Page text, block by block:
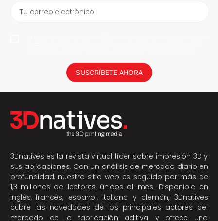
Tu correo electrónico
SUSCRÍBETE AHORA
3Dnatives es la revista virtual líder sobre impresión 3D y
sus aplicaciones. Con un análisis de mercado diario en
profundidad, nuestro sitio web es seguido por más de
1,3 millones de lectores únicos al mes. Disponible en
inglés, francés, español, italiano y alemán, 3Dnatives
cubre las novedades de los principales actores del
mercado de la fabricación aditiva y ofrece una